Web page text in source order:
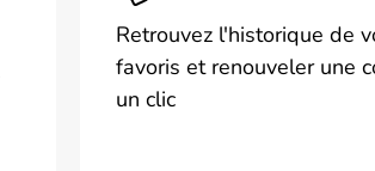
Retrouvez l'historique de
favoris et renouveler une
un clic